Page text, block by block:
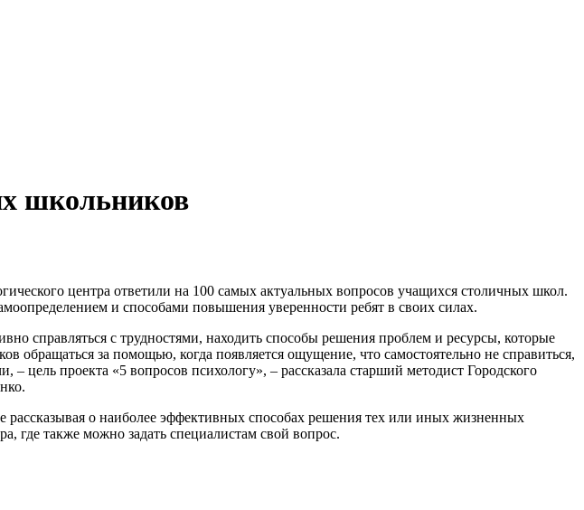
школьников
центра ответили на 100 самых актуальных вопросов учащихся столичных школ.
и способами повышения уверенности ребят в своих силах.
справляться с трудностями, находить способы решения проблем и ресурсы, которые
за помощью, когда появляется ощущение, что самостоятельно не справиться,
цель проекта «5 вопросов психологу», – рассказала старший методист Городского
рассказывая о наиболее эффективных способах решения тех или иных жизненных
где также можно задать специалистам свой вопрос.